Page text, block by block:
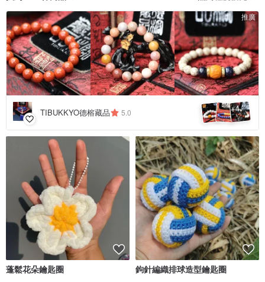
推廣
TIBUKKYO德榕藏品 5.0 +4
蓬鬆花朵鑰匙圈 鉤針編織排球造型鑰匙圈